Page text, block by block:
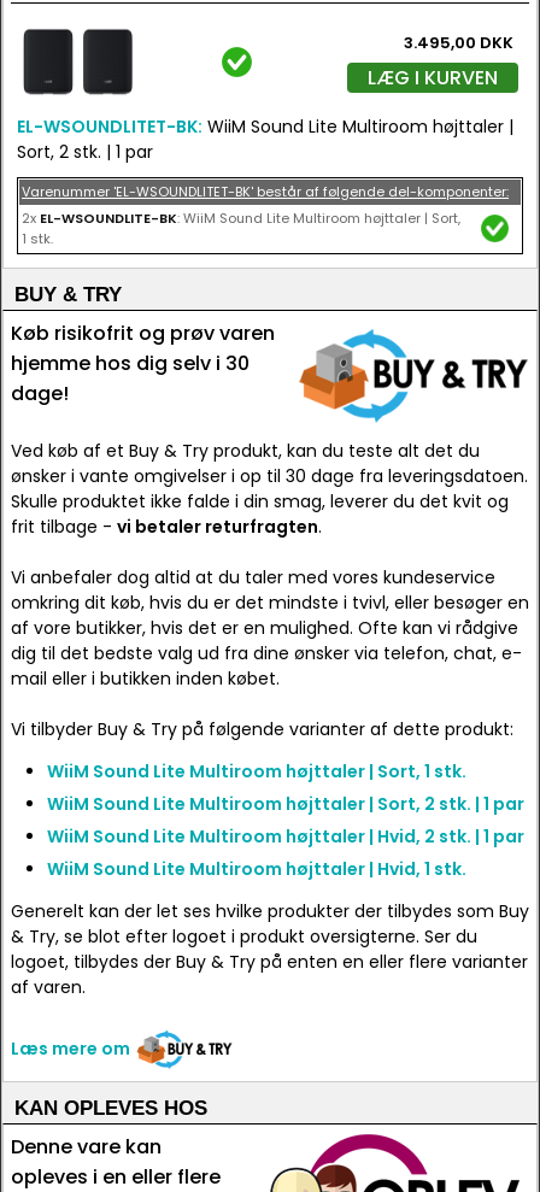
3.495,00 DKK
LÆG I KURVEN
EL-WSOUNDLITET-BK: WiiM Sound Lite Multiroom højttaler |
Sort, 2 stk. | 1 par
Varenummer 'EL-WSOUNDLITET-BK' består af følgende del-komponenter:
2x EL-WSOUNDLITE-BK: WiiM Sound Lite Multiroom højttaler | Sort,
1 stk.
BUY & TRY
Køb risikofrit og prøv varen
hjemme hos dig selv i 30
dage!
Ved køb af et Buy & Try produkt, kan du teste alt det du
ønsker i vante omgivelser i op til 30 dage fra leveringsdatoen.
Skulle produktet ikke falde i din smag, leverer du det kvit og
frit tilbage - vi betaler returfragten.
Vi anbefaler dog altid at du taler med vores kundeservice
omkring dit køb, hvis du er det mindste i tvivl, eller besøger en
af vore butikker, hvis det er en mulighed. Ofte kan vi rådgive
dig til det bedste valg ud fra dine ønsker via telefon, chat, e-
mail eller i butikken inden købet.
Vi tilbyder Buy & Try på følgende varianter af dette produkt:
WiiM Sound Lite Multiroom højttaler | Sort, 1 stk.
WiiM Sound Lite Multiroom højttaler | Sort, 2 stk. | 1 par
WiiM Sound Lite Multiroom højttaler | Hvid, 2 stk. | 1 par
WiiM Sound Lite Multiroom højttaler | Hvid, 1 stk.
Generelt kan der let ses hvilke produkter der tilbydes som Buy
& Try, se blot efter logoet i produkt oversigterne. Ser du
logoet, tilbydes der Buy & Try på enten en eller flere varianter
af varen.
Læs mere om
KAN OPLEVES HOS
Denne vare kan
opleves i en eller flere